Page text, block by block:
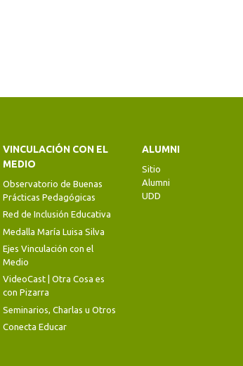
VINCULACIÓN CON EL
MEDIO
Observatorio de Buenas
Prácticas Pedagógicas
Red de Inclusión Educativa
Medalla María Luisa Silva
Ejes Vinculación con el
Medio
VideoCast | Otra Cosa es
con Pizarra
Seminarios, Charlas u Otros
Conecta Educar
ALUMNI
Sitio
Alumni
UDD